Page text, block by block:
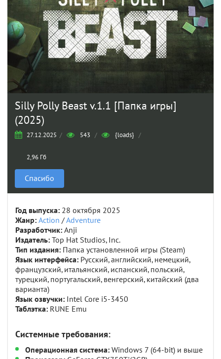
Silly Polly Beast v.1.1 [Папка игры]
(2025)
27.12.2025 / 543 / {loads} /
2,96 Гб
Спасибо
Год выпуска: 28 октября 2025
Жанр: Action /Adventure
Разработчик: Anji
Издатель: Top Hat Studios, Inc.
Тип издания: Папка установленной игры (Steam)
Язык интерфейса: Русский, английский, немецкий,
французский, итальянский, испанский, польский,
турецкий, португальский, венгерский, китайский (два
варианта)
Язык озвучки: Intel Core i5-3450
Таблэтка: RUNE Emu
Системные требования:
Операционная система: Windows 7 (64-bit) и выше